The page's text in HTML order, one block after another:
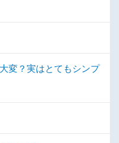
変？実はとてもシンプ